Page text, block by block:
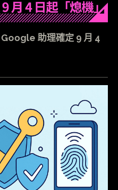
助理確定 9 月 4